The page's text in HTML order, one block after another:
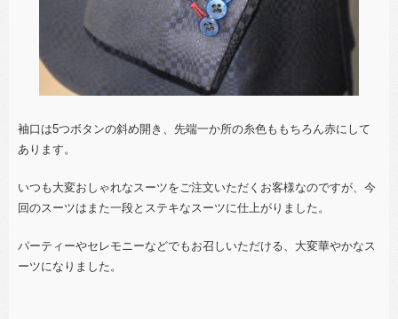
袖口は5つボタンの斜め開き、先端一か所の糸色ももちろん赤にして
あります。
いつも大変おしゃれなスーツをご注文いただくお客様なのですが、今
回のスーツはまた一段とステキなスーツに仕上がりました。
パーティーやセレモニーなどでもお召しいただける、大変華やかなス
ーツになりました。